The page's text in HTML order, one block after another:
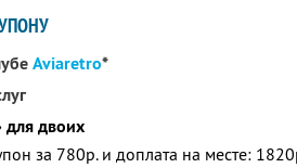
Aviaretro*
для двоих
за 780р. и доплата на месте: